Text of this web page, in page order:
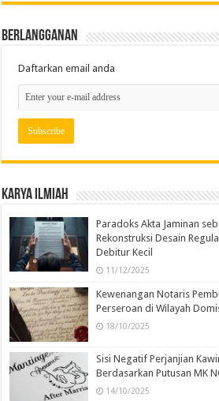
Berlangganan
Daftarkan email anda
Karya Ilmiah
Paradoks Akta Jaminan
Rekonstruksi Desain
Debitur Kecil
11/12/2025
Kewenangan Notaris
Perseroan di Wilayah
18/10/2025
Sisi Negatif Perjanjian
Berdasarkan Putusan MK
14/10/2025